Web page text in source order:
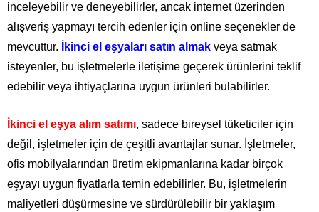
inceleyebilir ve deneyebilirler, ancak internet üzerinden
alışveriş yapmayı tercih edenler için online seçenekler de
mevcuttur.
İkinci el eşyaları satın almak veya satmak
isteyenler, bu işletmelerle iletişime geçerek ürünlerini teklif
edebilir veya ihtiyaçlarına uygun ürünleri bulabilirler.
İkinci el eşya alım satımı, sadece bireysel tüketiciler için
değil, işletmeler için de çeşitli avantajlar sunar. İşletmeler,
ofis mobilyalarından üretim ekipmanlarına kadar birçok
eşyayı uygun fiyatlarla temin edebilirler. Bu, işletmelerin
maliyetleri düşürmesine ve sürdürülebilir bir yaklaşım